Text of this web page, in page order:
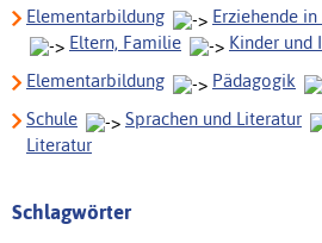
Elementarbildung
Erziehende
Eltern, Familie
Kinder und
Elementarbildung
Pädagogik
Schule
Sprachen und Literatur
Literatur
Schlagwörter